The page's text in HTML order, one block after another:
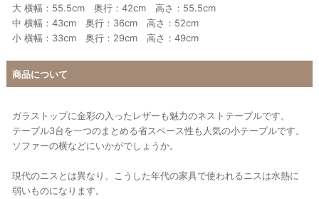
大 横幅：55.5cm 奥行：42cm 高さ：55.5cm
中 横幅：43cm 奥行：36cm 高さ：52cm
小 横幅：33cm 奥行：29cm 高さ：49cm
商品について
ガラストップに金彩の入ったレザーも魅力のネストテーブルです。
テーブル3台を一つのまとめる省スペース性も人気の小テーブルです。
ソファーの横などにいかがでしょうか。
現代のニスとは異なり、こうした年代の家具で使われるニスは水熱に
弱いものになります。